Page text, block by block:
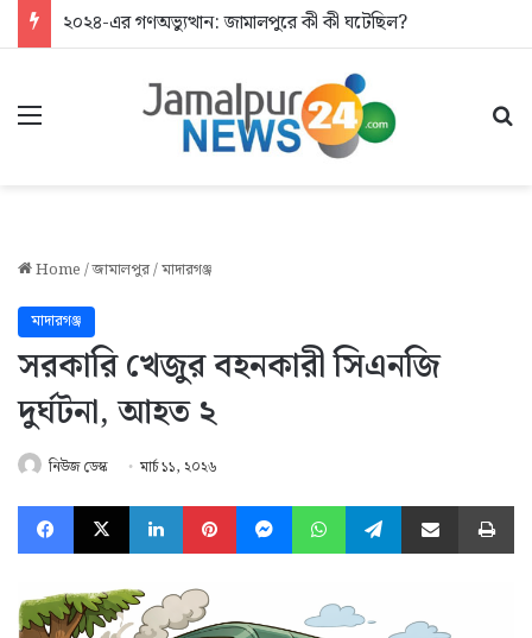
২০২৪-এর গণঅভ্যুত্থান: জামালপুরে কী কী ঘটেছিল?
Menu
Home/জামালপুর/মাদারগঞ্জ
মাদারগঞ্জ
সরকারি খেজুর বহনকারী সিএনজি
দুর্ঘটনা, আহত ২
নিউজ ডেস্ক মার্চ ১১, ২০২৬
Facebook
X LinkedInPinterestMessengerWhatsAppTelegramShare via Email